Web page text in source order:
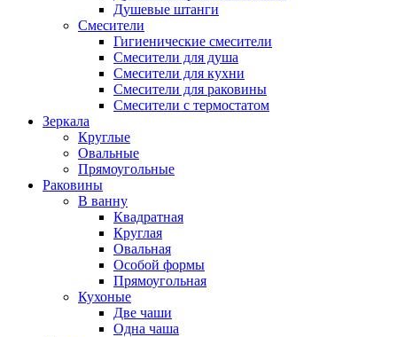
Душевые штанги
Смесители
Гигиенические смесители
Смесители для душа
Смесители для кухни
Смесители для раковины
Смесители с термостатом
Зеркала
Круглые
Овальные
Прямоугольные
Раковины
В ванну
Квадратная
Круглая
Овальная
Особой формы
Прямоугольная
Кухоные
Две чаши
Одна чаша